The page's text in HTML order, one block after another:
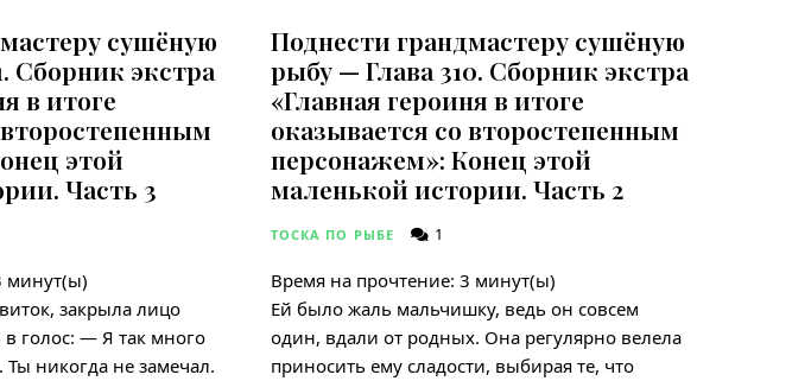
сушёную
Сборник экстра
в итоге
этой
Часть 3
минут(ы)
закрыла лицо
голос: — Я так много
никогда не замечал.
Поднести грандмастеру сушёную
рыбу — Глава 310. Сборник экстра
«Главная героиня в итоге
оказывается со второстепенным
персонажем»: Конец этой
маленькой истории. Часть 2
ТОСКА ПО РЫБЕ 1
Время на прочтение: 3 минут(ы)
Ей было жаль мальчишку, ведь он совсем
один, вдали от родных. Она регулярно велела
приносить ему сладости, выбирая те, что